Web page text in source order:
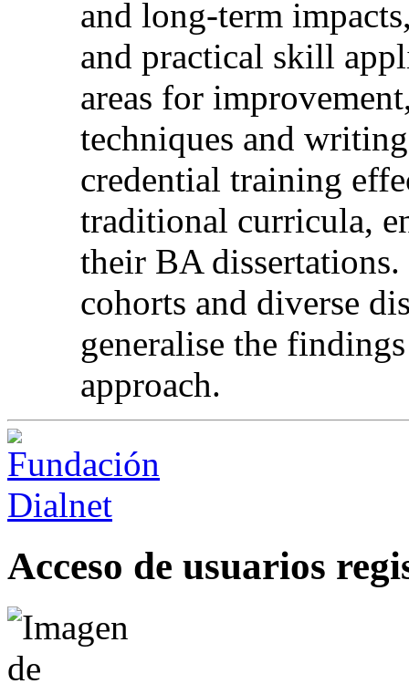
and long-term
and practical skill
areas for
techniques and
credential training
traditional curricula,
their BA
cohorts and diverse
generalise the
approach.
Acceso de usuarios